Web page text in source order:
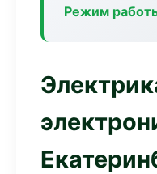
Режим